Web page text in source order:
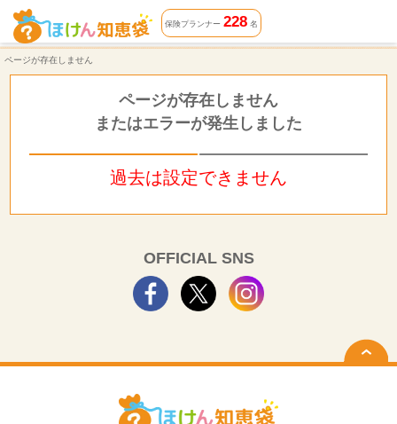
ページが存在しません | ほけん知恵袋
保険プランナー 228名
ページが存在しません
ページが存在しません
またはエラーが発生しました
過去は設定できません
OFFICIAL SNS